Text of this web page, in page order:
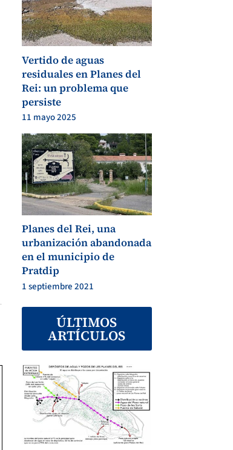
Vertido de aguas
residuales en Planes del
Rei: un problema que
persiste
11 mayo 2025
Planes del Rei, una
urbanización abandonada
en el municipio de
Pratdip
1 septiembre 2021
ÚLTIMOS
ARTÍCULOS